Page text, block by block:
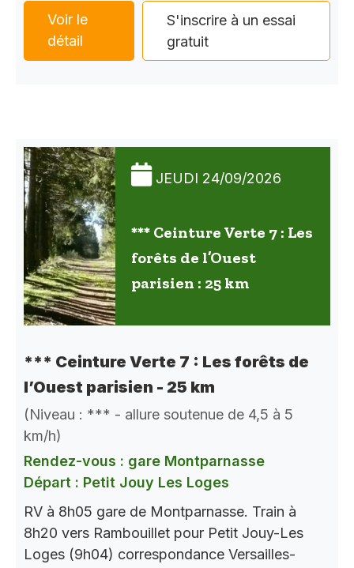
Voir le
détail
S'inscrire à un essai
gratuit
JEUDI 24/09/2026
*** Ceinture Verte 7 : Les
forêts de l’Ouest
parisien : 25 km
*** Ceinture Verte 7 : Les forêts de
l’Ouest parisien - 25 km
(Niveau : *** - allure soutenue de 4,5 à 5
km/h)
Rendez-vous : gare Montparnasse
Départ : Petit Jouy Les Loges
RV à 8h05 gare de Montparnasse. Train à
8h20 vers Rambouillet pour Petit Jouy-Les
Loges (9h04) correspondance Versailles-